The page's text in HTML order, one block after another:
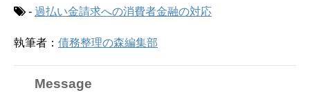
- 過払い金請求への消費者金融の対応
執筆者： 債務整理の森編集部
Message